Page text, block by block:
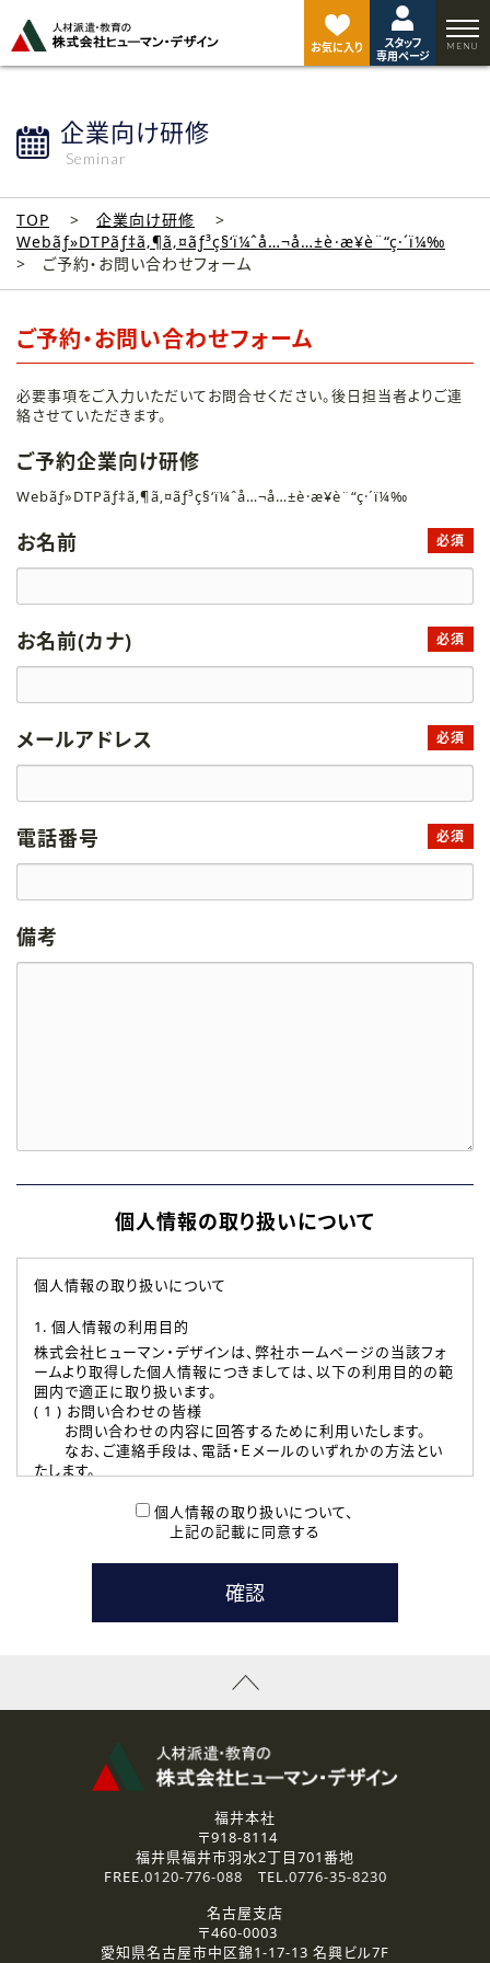
お気に入り
スタッフ
専用ページ
企業向け研修
Seminar
TOP
企業向け研修
Webãƒ»DTPãƒ‡ã‚¶ã‚¤ãƒ³ç§‘ï¼ˆå…¬å…±è·æ¥­è¨“ç·´ï¼‰
ご予約・お問い合わせフォーム
ご予約・お問い合わせフォーム
必要事項をご入力いただいてお問合せください。後日担当者よりご連
絡させていただきます。
ご予約企業向け研修
Webãƒ»DTPãƒ‡ã‚¶ã‚¤ãƒ³ç§‘ï¼ˆå…¬å…±è·æ¥­è¨“ç·´ï¼‰
お名前 必須
お名前(カナ) 必須
メールアドレス 必須
電話番号 必須
備考
個人情報の取り扱いについて
個人情報の取り扱いについて
1. 個人情報の利用目的
株式会社ヒューマン・デザインは、弊社ホームページの当該フォ
ームより取得した個人情報につきましては、以下の利用目的の範
囲内で適正に取り扱います。
( 1 ) お問い合わせの皆様
お問い合わせの内容に回答するために利用いたします。
なお、ご連絡手段は、電話・Ｅメールのいずれかの方法とい
たします。
本登録に関するご連絡および本登録時の参考情報として利
たします。
( 3 ) スタッフ派遣を検討されている企業の皆様
お問い合わせの内容に回答するために利用いたします。
なお、ご連絡手段は、電話・Ｅメールのいずれかの方法とい
資料送付、受講相談に関するご連絡のために利用いたしま
その他、お問い合わせの内容に回答するために利用いたし
なお、ご連絡手段は、電話・Ｅメールのいずれかの方法とい
2.個人情報の第三者提供
ご提供いただいた個人情報は、法令等の規定に従う場合を除き、
3.個人情報の取り扱いの委託
弊社の定める個人情報保護の評価基準を満たした委託先に、個
個人情報の取り扱いについて、
上記の記載に同意する
ジ
ト
福井本社
〒918-8114
福井県福井市羽水2丁目701番地
FREE.0120-776-088 TEL.0776-35-8230
名古屋支店
〒460-0003
愛知県名古屋市中区錦1-17-13 名興ビル7F